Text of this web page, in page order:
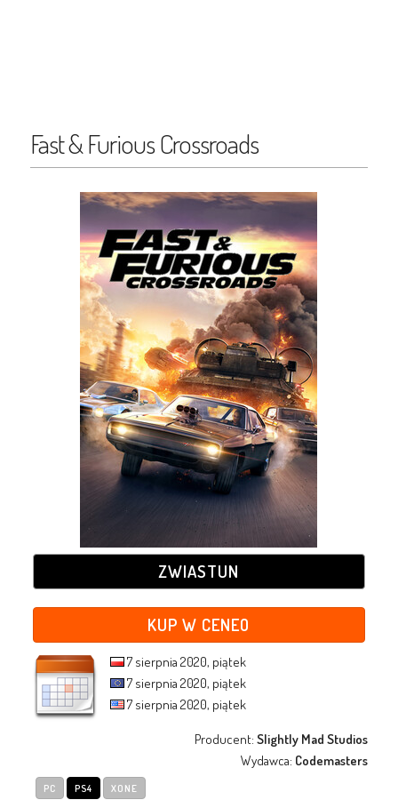
Fast & Furious Crossroads
ZWIASTUN
KUP W CENEO
7 sierpnia 2020, piątek
7 sierpnia 2020, piątek
7 sierpnia 2020, piątek
Producent:Slightly Mad Studios
Wydawca: Codemasters
PC PS4 XONE